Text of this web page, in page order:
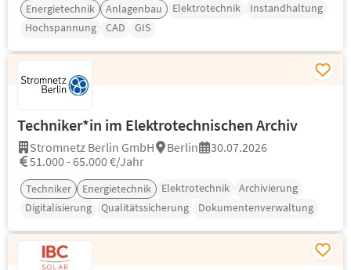
Energietechnik Anlagenbau Elektrotechnik
Instandhaltung
Hochspannung
CAD GIS
Techniker*in im Elektrotechnischen Archiv
Stromnetz Berlin GmbH Berlin
30.07.2026
51.000 - 65.000 €/Jahr
Techniker Energietechnik Elektrotechnik
Archivierung
Digitalisierung
Qualitätssicherung Dokumentenverwaltung